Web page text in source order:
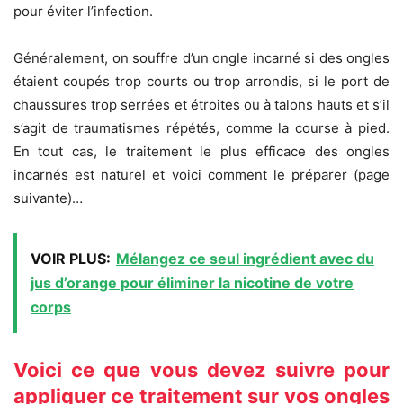
pour éviter l’infection.
Généralement, on souffre d’un ongle incarné si des ongles
étaient coupés trop courts ou trop arrondis, si le port de
chaussures trop serrées et étroites ou à talons hauts et s’il
s’agit de traumatismes répétés, comme la course à pied.
En tout cas, le traitement le plus efficace des ongles
incarnés est naturel et voici comment le préparer (page
suivante)…
VOIR PLUS: Mélangez ce seul ingrédient avec du
jus d’orange pour éliminer la nicotine de votre
corps
Voici ce que vous devez suivre pour
appliquer ce traitement sur vos ongles